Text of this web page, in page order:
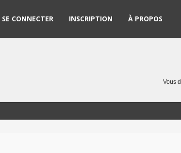
SE CONNECTER INSCRIPTION À PROPOS
Vous